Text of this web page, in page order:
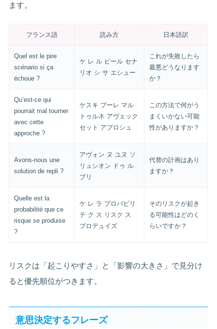
ます。
フランス語 読み方 日本語訳
Quel est le pire
scénario si ça
échoue ?
ケ レ ル ピール セナ
リオ シ サ エシュー
これが失敗したら
最悪どうなります
か？
Qu’est-ce qui
pourrait mal tourner
avec cette
approche ?
ケスキ プーレ マル
トゥルネ アヴェック
セット アプロシュ
この方法で何がう
まくいかない可能
性がありますか？
Avons-nous une
solution de repli ?
アヴォン ヌ ユヌ ソ
リュシオン ドゥ ル
プリ
代替の計画はあり
ますか？
Quelle est la
probabilité que ce
risque se produise
?
ケ レ ラ プロバビリ
テ ク ス リスク ス
プロデュイズ
そのリスクが起き
る可能性はどのく
らいですか？
リスクは「起こりやすさ」と「影響の大きさ」で見分け
ると優先順位がつきます。
意思決定するフレーズ